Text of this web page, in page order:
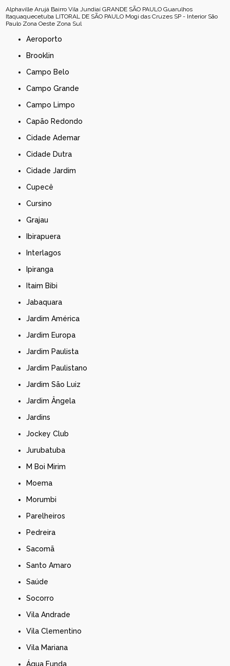
Alphaville Arujá Bairro Vila Jundiaí GRANDE SÃO PAULO Guarulhos
Itaquaquecetuba LITORAL DE SÃO PAULO Mogi das Cruzes SP - Interior São
Paulo Zona Oeste Zona Sul
Aeroporto
Brooklin
Campo Belo
Campo Grande
Campo Limpo
Capão Redondo
Cidade Ademar
Cidade Dutra
Cidade Jardim
Cupecê
Cursino
Grajau
Ibirapuera
Interlagos
Ipiranga
Itaim Bibi
Jabaquara
Jardim América
Jardim Europa
Jardim Paulista
Jardim Paulistano
Jardim São Luiz
Jardim Ângela
Jardins
Jockey Club
Jurubatuba
M Boi Mirim
Moema
Morumbi
Parelheiros
Pedreira
Sacomã
Santo Amaro
Saúde
Socorro
Vila Andrade
Vila Clementino
Vila Mariana
Água Funda